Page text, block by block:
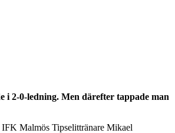
2-0-ledning. Men därefter tappade man
IFK Malmös Tipselittränare Mikael